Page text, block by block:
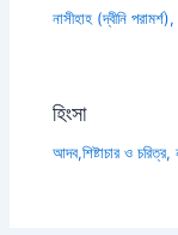
নাসীহাহ (দ্বীনি পরামর্শ)
হিংসা
আদব,শিষ্টাচার ও চরিত্র,